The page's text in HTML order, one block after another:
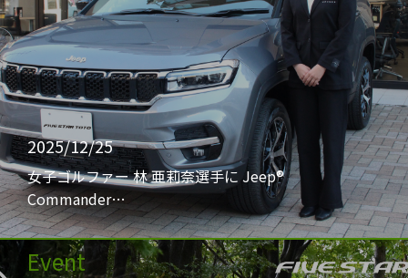
2025/12/25
女子ゴルファー 林 亜莉奈選手に Jeep®
Commander…
Event